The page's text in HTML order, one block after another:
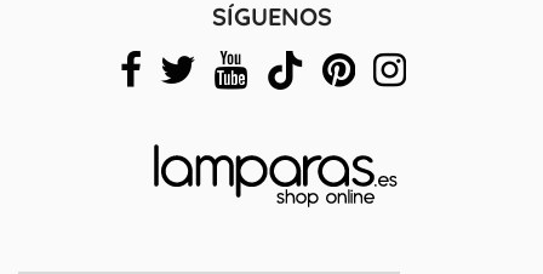
SÍGUENOS